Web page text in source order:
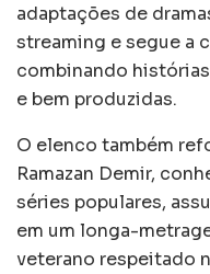
adaptações de
streaming e segue a
combinando
e bem produzidas.
O elenco também
Ramazan Demir,
séries populares,
em um longa-
veterano respeitado